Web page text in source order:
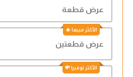
عرض قطعة
عرض قطعتين